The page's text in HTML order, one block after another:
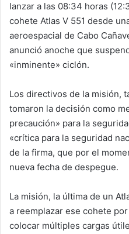
lanzar a las 08:34 horas
cohete Atlas V 551 desde
aeroespacial de Cabo
anunció anoche que
«inminente» ciclón.
Los directivos de la misión,
tomaron la decisión como
precaución» para la
«crítica para la seguridad
de la firma, que por el
nueva fecha de despegue.
La misión, la última de un
a reemplazar ese cohete
colocar múltiples cargas